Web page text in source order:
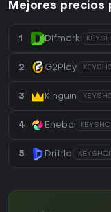
Mejores precios
1 Difmark
2 G2Play
3 Kinguin
4 Eneba
5 Driffle